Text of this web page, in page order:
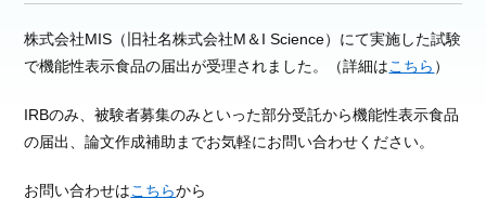
株式会社MIS（旧社名株式会社M＆I Science）にて実施した試験
で機能性表示食品の届出が受理されました。（詳細はこちら ）
IRBのみ、被験者募集のみといった部分受託から機能性表示食品
の届出、論文作成補助までお気軽にお問い合わせください。
お問い合わせはこちらから